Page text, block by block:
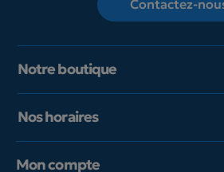
Contactez-
Notre boutique
Nos horaires
Mon compte